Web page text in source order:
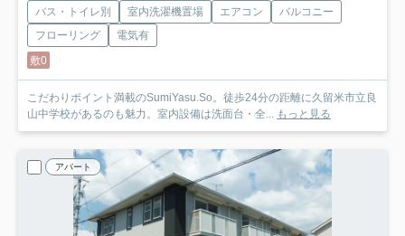
バス・トイレ別 室内洗濯機置場 エアコン
バルコニー
フローリング
電気有
敷0
こだわりポイント満載のSumiYasu.So。徒歩24分の距離に久留米市立良
山中学校があるのも魅力。室内設備は洗面台・全... もっと見る
アパート